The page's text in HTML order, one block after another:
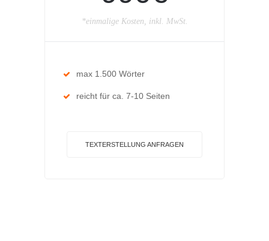
*einmalige Kosten, inkl. MwSt.
max 1.500 Wörter
reicht für ca. 7-10 Seiten
TEXTERSTELLUNG ANFRAGEN